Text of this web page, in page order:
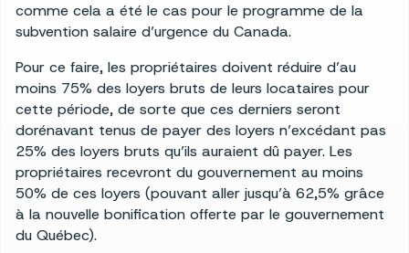
comme cela a été le cas pour le programme de la
subvention salaire d’urgence du Canada.
Pour ce faire, les propriétaires doivent réduire d’au
moins 75% des loyers bruts de leurs locataires pour
cette période, de sorte que ces derniers seront
dorénavant tenus de payer des loyers n’excédant pas
25% des loyers bruts qu’ils auraient dû payer. Les
propriétaires recevront du gouvernement au moins
50% de ces loyers (pouvant aller jusqu’à 62,5% grâce
à la nouvelle bonification offerte par le gouvernement
du Québec).